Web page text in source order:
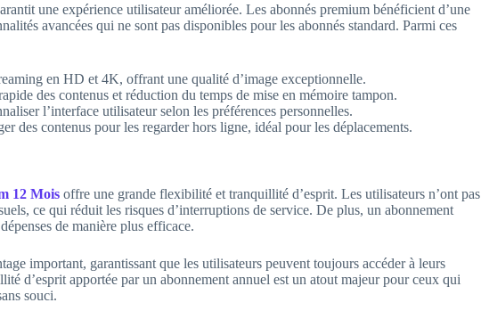
une expérience utilisateur améliorée. Les abonnés premium bénéficient d’une
avancées qui ne sont pas disponibles pour les abonnés standard. Parmi ces
en HD et 4K, offrant une qualité d’image exceptionnelle.
des contenus et réduction du temps de mise en mémoire tampon.
l’interface utilisateur selon les préférences personnelles.
des contenus pour les regarder hors ligne, idéal pour les déplacements.
12 Mois offre une grande flexibilité et tranquillité d’esprit. Les utilisateurs n’ont pas
ce qui réduit les risques d’interruptions de service. De plus, un abonnement
de manière plus efficace.
important, garantissant que les utilisateurs peuvent toujours accéder à leurs
d’esprit apportée par un abonnement annuel est un atout majeur pour ceux qui
souci.